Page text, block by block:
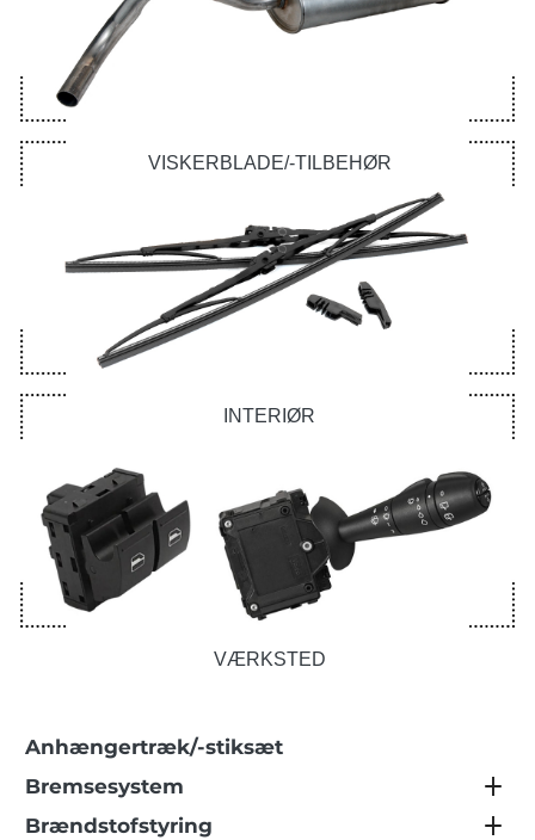
VISKERBLADE/-TILBEHØR
INTERIØR
VÆRKSTED
Anhængertræk/-stiksæt
Bremsesystem
Brændstofstyring